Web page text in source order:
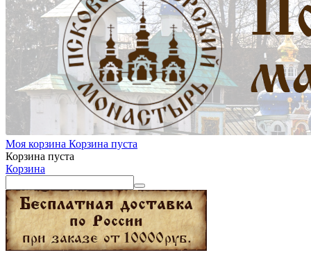
Моя корзина Корзина пуста
Корзина пуста
Корзина